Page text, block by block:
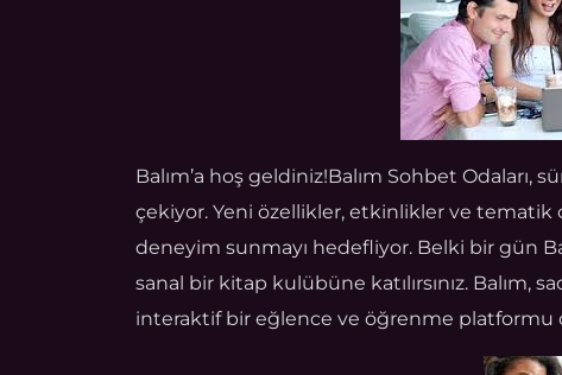
Balım’a hoş geldiniz!Balım Sohbet Odaları,
çekiyor. Yeni özellikler, etkinlikler ve tematik
deneyim sunmayı hedefliyor. Belki bir gün
sanal bir kitap kulübüne katılırsınız. Balım,
interaktif bir eğlence ve öğrenme platformu